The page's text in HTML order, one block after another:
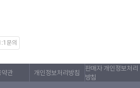
문의
약관 개인정보처리방침
판매자 개인정보처리
방침